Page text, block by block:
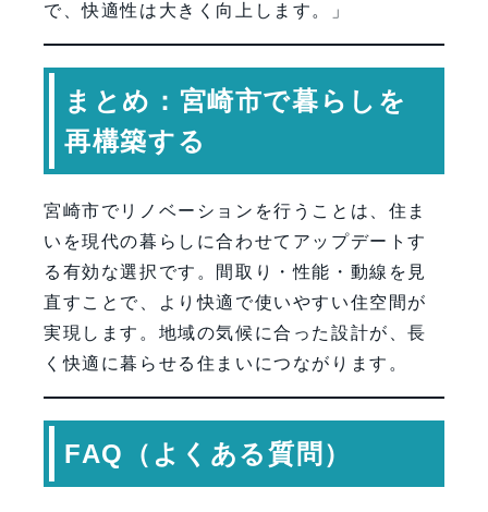
で、快適性は大きく向上します。」
まとめ：宮崎市で暮らしを
再構築する
宮崎市でリノベーションを行うことは、住ま
いを現代の暮らしに合わせてアップデートす
る有効な選択です。間取り・性能・動線を見
直すことで、より快適で使いやすい住空間が
実現します。地域の気候に合った設計が、長
く快適に暮らせる住まいにつながります。
FAQ（よくある質問）